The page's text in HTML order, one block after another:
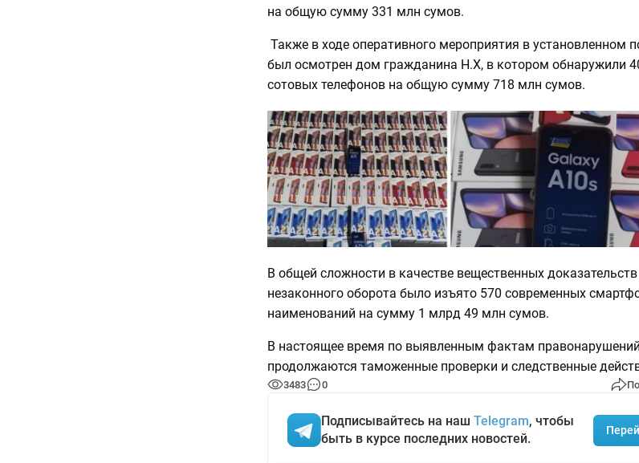
на общую сумму 331 млн сумов.
Также в ходе оперативного мероприятия в установленном
был осмотрен дом гражданина Н.Х, в котором обнаружили
сотовых телефонов на общую сумму 718 млн сумов.
В общей сложности в качестве вещественных доказательств
незаконного оборота было изъято 570 современных
наименований на сумму 1 млрд 49 млн сумов.
В настоящее время по выявленным фактам правонарушений
продолжаются таможенные проверки и следственные
3483 0
Подписывайтесь на наш Telegram, чтобы
быть в курсе последних новостей.